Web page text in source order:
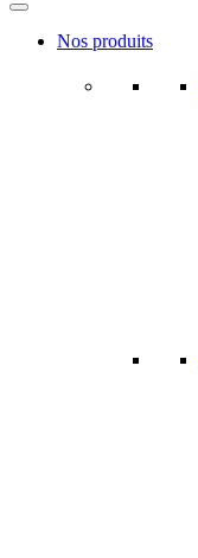
Nos produits